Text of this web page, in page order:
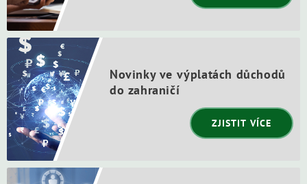
Novinky ve výplatách důchodů
do zahraničí
ZJISTIT VÍCE